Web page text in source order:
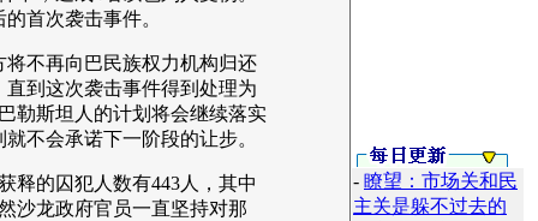
首次袭击事件。
不再向巴民族权力机构归还
到这次袭击事件得到处理为
勒斯坦人的计划将会继续落实
不会承诺下一阶段的让步。
的囚犯人数有443人，其中
沙龙政府官员一直坚持对那
- 瞭望：市场关和民
主关是躲不过去的